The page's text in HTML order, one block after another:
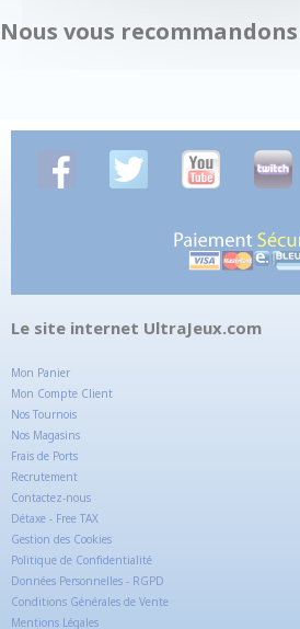
Nous vous
Le site internet UltraJeux.com
Mon Panier
Mon Compte Client
Nos Tournois
Nos Magasins
Frais de Ports
Recrutement
Contactez-nous
Détaxe - Free TAX
Gestion des Cookies
Politique de Confidentialité
Données Personnelles - RGPD
Conditions Générales de Vente
Mentions Légales